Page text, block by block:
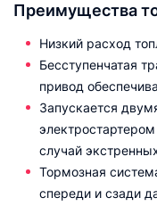
Преимущества
Низкий расход
Бесступенчатая
привод
Запускается
случай
Тормозная
спереди и сзади